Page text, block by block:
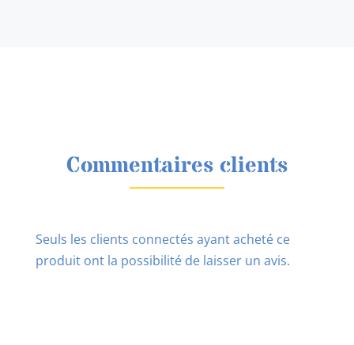
Commentaires clients
Seuls les clients connectés ayant acheté ce
produit ont la possibilité de laisser un avis.